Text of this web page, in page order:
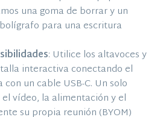
una goma de borrar y un
para una escritura
: Utilice los altavoces y
interactiva conectando el
un cable USB-C. Un solo
vídeo, la alimentación y el
su propia reunión (BYOM)